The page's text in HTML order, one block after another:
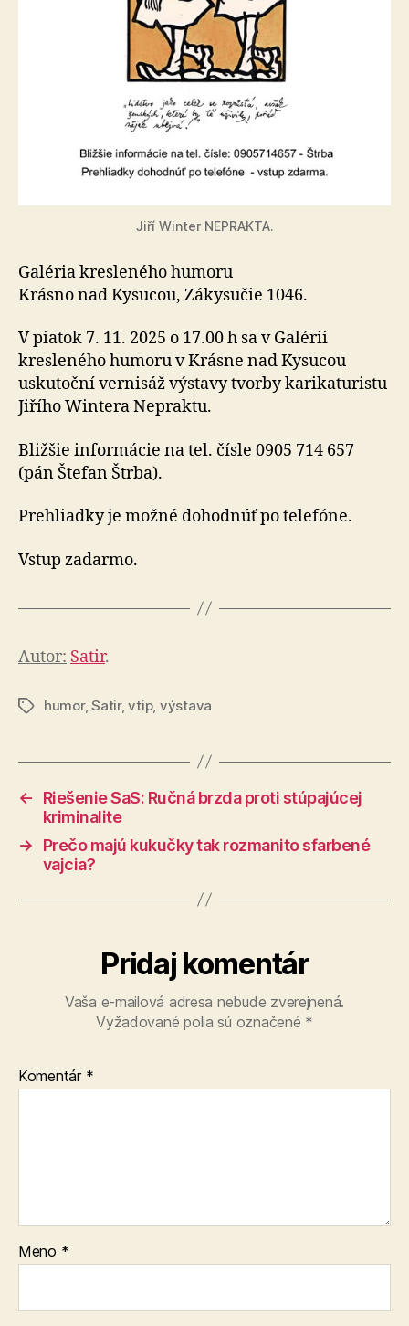
Jiří Winter NEPRAKTA.
Galéria kresleného humoru
Krásno nad Kysucou, Zákysučie 1046.
V piatok 7. 11. 2025 o 17.00 h sa v Galérii
kresleného humoru v Krásne nad Kysucou
uskutoční vernisáž výstavy tvorby karikaturistu
Jiřího Wintera Nepraktu.
Bližšie informácie na tel. čísle 0905 714 657
(pán Štefan Štrba).
Prehliadky je možné dohodnúť po telefóne.
Vstup zadarmo.
Autor: Satir.
Značkyhumor,Satir,vtip, výstava
←
Riešenie SaS: Ručná brzda proti stúpajúcej
kriminalite
→
Prečo majú kukučky tak rozmanito sfarbené
vajcia?
Pridaj komentár
Vaša e-mailová adresa nebude zverejnená.
Vyžadované polia sú označené *
Komentár *
Meno *